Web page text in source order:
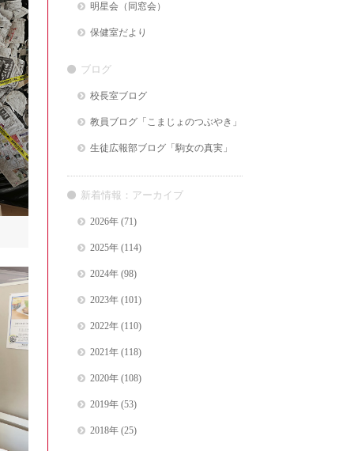
明星会（同窓会）
保健室だより
ブログ
校長室ブログ
教員ブログ「こまじょのつぶやき」
生徒広報部ブログ「駒女の真実」
新着情報：アーカイブ
2026年(71)
2025年(114)
2024年(98)
2023年(101)
2022年(110)
2021年(118)
2020年(108)
2019年(53)
2018年(25)